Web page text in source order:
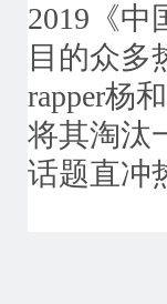
2019《中
目的众多
rapper杨
将其淘汰
话题直冲